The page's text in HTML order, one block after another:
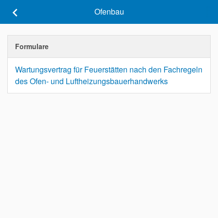
keyboard_arrow_left Ofenbau
Formulare
Wartungsvertrag für Feuerstätten nach den Fachregeln
des Ofen- und Luftheizungsbauerhandwerks